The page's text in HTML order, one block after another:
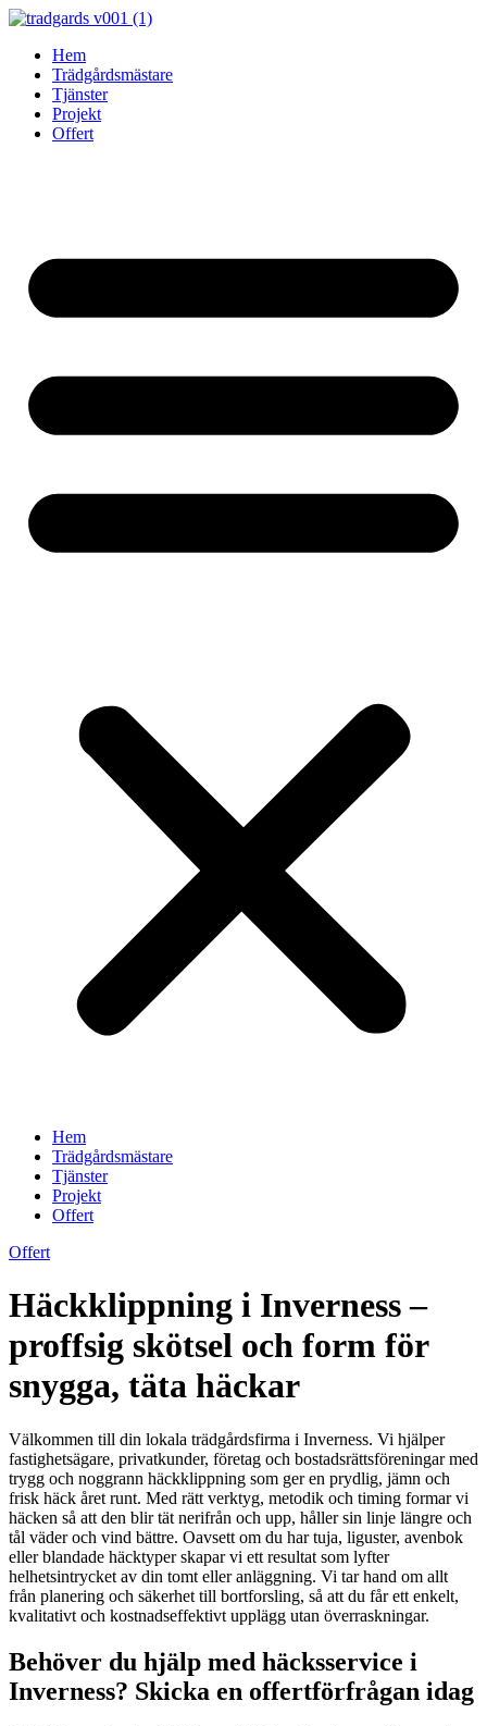
Skip
contentHem
Trädgårdsmästare
Tjänster
Projekt
Offert
Hem
Trädgårdsmästare
Tjänster
Projekt
Offert
Offert
Häckklippning i Inverness –
proffsig skötsel och form för
snygga, täta häckar
Välkommen till din lokala trädgårdsfirma i Inverness. Vi hjälper
fastighetsägare, privatkunder, företag och bostadsrättsföreningar med
trygg och noggrann häckklippning som ger en prydlig, jämn och
frisk häck året runt. Med rätt verktyg, metodik och timing formar vi
häcken så att den blir tät nerifrån och upp, håller sin linje längre och
tål väder och vind bättre. Oavsett om du har tuja, liguster, avenbok
eller blandade häcktyper skapar vi ett resultat som lyfter
helhetsintrycket av din tomt eller anläggning. Vi tar hand om allt
från planering och säkerhet till bortforsling, så att du får ett enkelt,
kvalitativt och kostnadseffektivt upplägg utan överraskningar.
Behöver du hjälp med häcksservice i
Inverness? Skicka en offertförfrågan idag